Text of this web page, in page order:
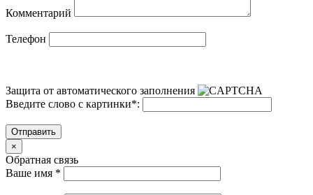
Комментарий
Телефон
Защита от автоматического заполнения
Введите слово с картинки*:
Отправить
×
Обратная связь
Ваше имя *